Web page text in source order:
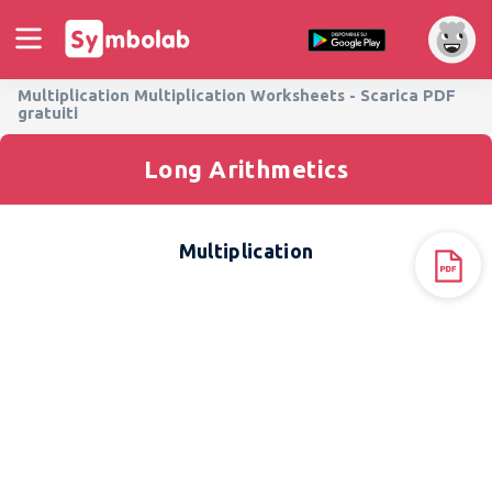
Multiplication Multiplication Worksheets - Scarica PDF
gratuiti
Long Arithmetics
Multiplication